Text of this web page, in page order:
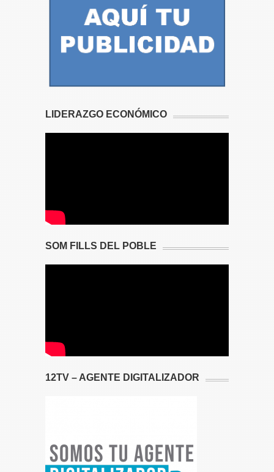
LIDERAZGO ECONÓMICO
SOM FILLS DEL POBLE
12TV – AGENTE DIGITALIZADOR